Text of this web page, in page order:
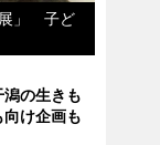
展」 子ど
の生きも
け企画も